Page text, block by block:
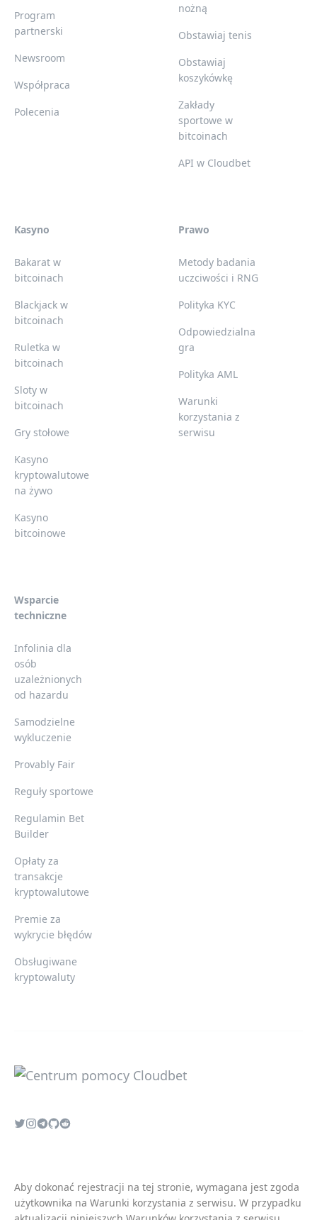
Program
partnerski
Newsroom
Współpraca
Polecenia
nożną
Obstawiaj tenis
Obstawiaj
koszykówkę
Zakłady
sportowe w
bitcoinach
API w Cloudbet
Kasyno
Bakarat w
bitcoinach
Blackjack w
bitcoinach
Ruletka w
bitcoinach
Sloty w
bitcoinach
Gry stołowe
Kasyno
kryptowalutowe
na żywo
Kasyno
bitcoinowe
Prawo
Metody badania
uczciwości i RNG
Polityka KYC
Odpowiedzialna
gra
Polityka AML
Warunki
korzystania z
serwisu
Wsparcie
techniczne
Infolinia dla
osób
uzależnionych
od hazardu
Samodzielne
wykluczenie
Provably Fair
Reguły sportowe
Regulamin Bet
Builder
Opłaty za
transakcje
kryptowalutowe
Premie za
wykrycie błędów
Obsługiwane
kryptowaluty
Aby dokonać rejestracji na tej stronie, wymagana jest zgoda
użytkownika na Warunki korzystania z serwisu. W przypadku